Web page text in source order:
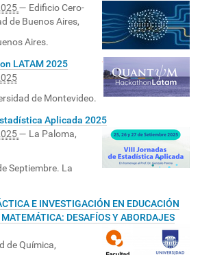
— Edificio Cero-
de Buenos Aires,
Aires.
LATAM 2025
de Montevideo.
Aplicada 2025
— La Paloma,
Septiembre. La
E INVESTIGACIÓN EN EDUCACIÓN
DESAFÍOS Y ABORDAJES
de Química,